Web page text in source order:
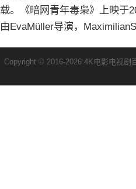
载。《暗网青年毒枭》上映于
由EvaMüller导演，
Copyright © 2016-2026 4K电影电视剧